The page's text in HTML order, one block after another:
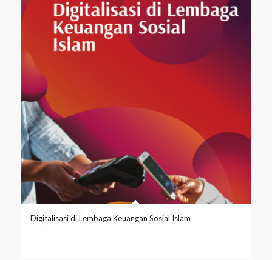
Digitalisasi di Lembaga Keuangan Sosial Islam